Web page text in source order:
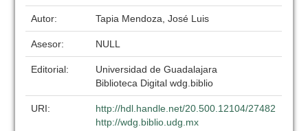
Autor: Tapia Mendoza, José Luis
Asesor: NULL
Editorial:
Universidad de Guadalajara
Biblioteca Digital wdg.biblio
URI:
http://hdl.handle.net/20.500.12104/27482
http://wdg.biblio.udg.mx